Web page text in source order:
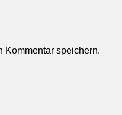
Kommentar speichern.